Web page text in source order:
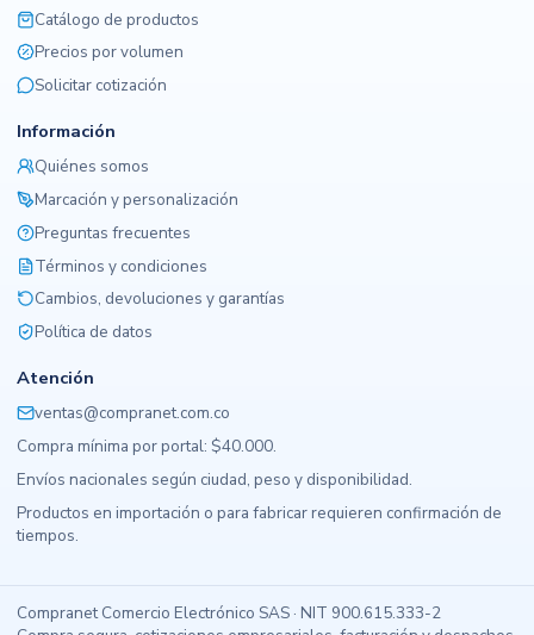
Catálogo de productos
Precios por volumen
Solicitar cotización
Información
Quiénes somos
Marcación y personalización
Preguntas frecuentes
Términos y condiciones
Cambios, devoluciones y garantías
Política de datos
Atención
ventas@compranet.com.co
Compra mínima por portal: $40.000.
Envíos nacionales según ciudad, peso y disponibilidad.
Productos en importación o para fabricar requieren confirmación de
tiempos.
Compranet Comercio Electrónico SAS · NIT 900.615.333-2